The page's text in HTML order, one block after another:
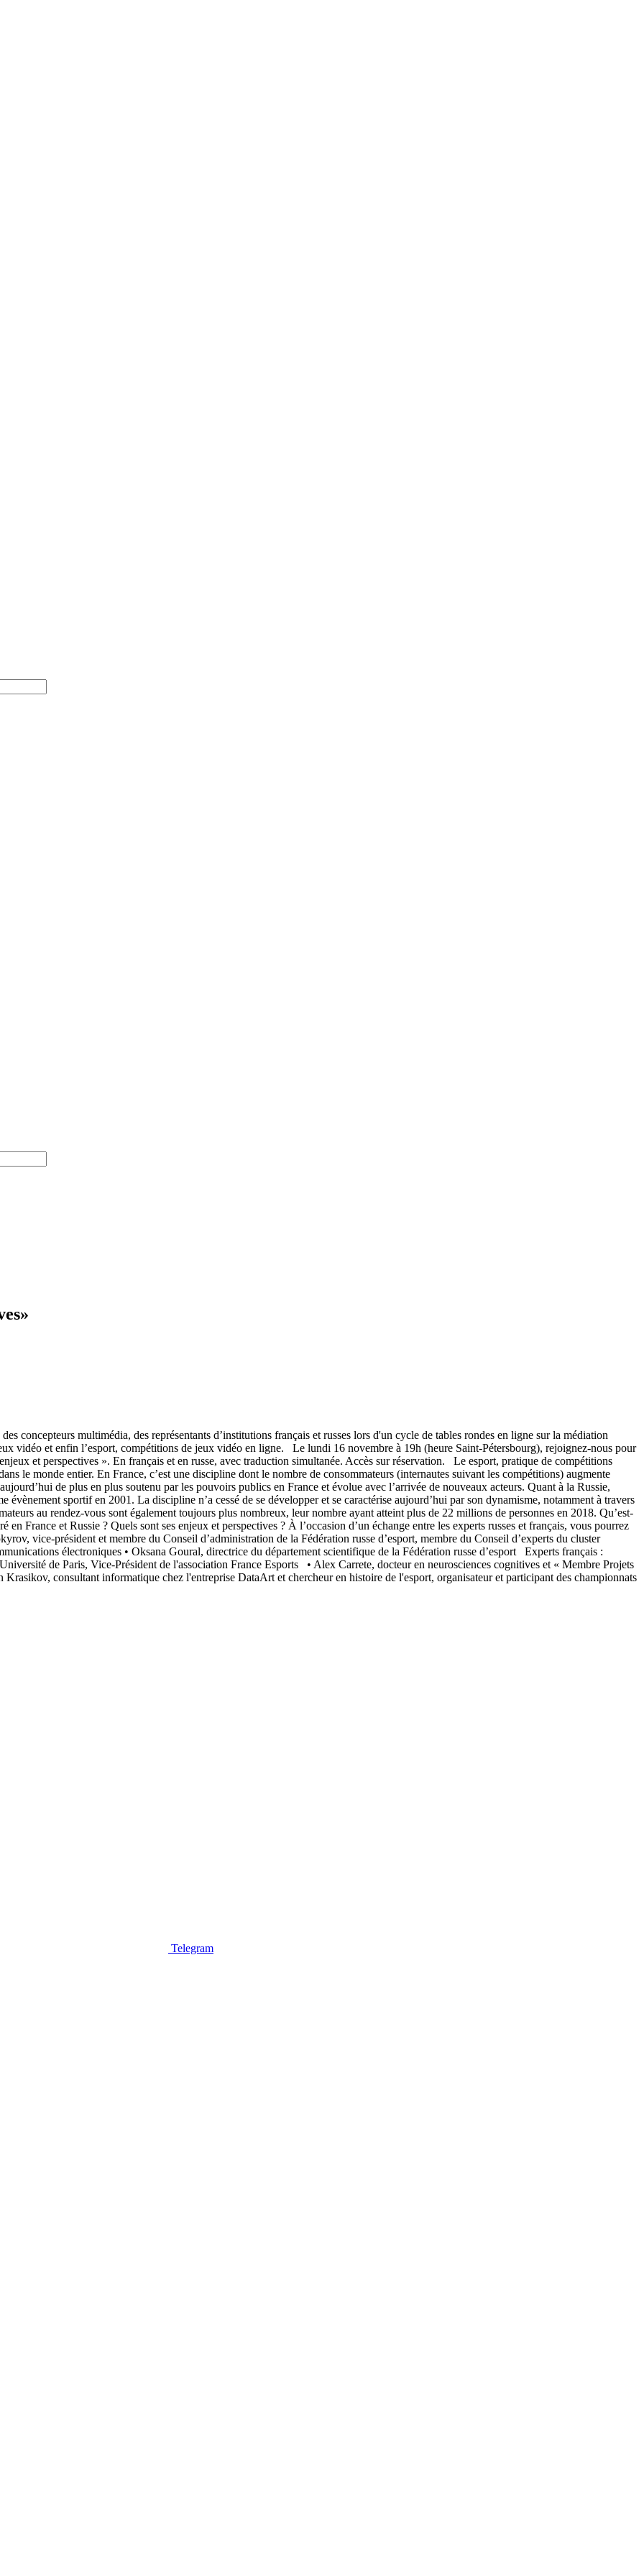
concepteurs multimédia, des représentants d’institutions français et russes lors d'un cycle de tables rondes en ligne sur la médiation
vidéo et enfin l’esport, compétitions de jeux vidéo en ligne. Le lundi 16 novembre à 19h (heure Saint-Pétersbourg), rejoignez-nous pour
et perspectives ». En français et en russe, avec traduction simultanée. Accès sur réservation. Le esport, pratique de compétitions
le monde entier. En France, c’est une discipline dont le nombre de consommateurs (internautes suivant les compétitions) augmente
de plus en plus soutenu par les pouvoirs publics en France et évolue avec l’arrivée de nouveaux acteurs. Quant à la Russie,
évènement sportif en 2001. La discipline n’a cessé de se développer et se caractérise aujourd’hui par son dynamisme, notamment à travers
au rendez-vous sont également toujours plus nombreux, leur nombre ayant atteint plus de 22 millions de personnes en 2018. Qu’est-
en France et Russie ? Quels sont ses enjeux et perspectives ? À l’occasion d’un échange entre les experts russes et français, vous pourrez
vice-président et membre du Conseil d’administration de la Fédération russe d’esport, membre du Conseil d’experts du cluster
électroniques • Oksana Goural, directrice du département scientifique de la Fédération russe d’esport Experts français :
de Paris, Vice-Président de l'association France Esports • Alex Carrete, docteur en neurosciences cognitives et « Membre Projets
consultant informatique chez l'entreprise DataArt et chercheur en histoire de l'esport, organisateur et participant des championnats
Telegram